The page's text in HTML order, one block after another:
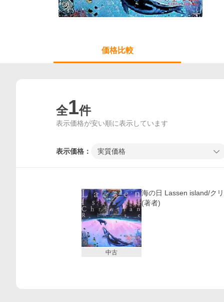
価格比較
全1件
表示価格が安い順に表示しています
表示価格： 実質価格
中古
海の日 Lassen island/ク
(著者)